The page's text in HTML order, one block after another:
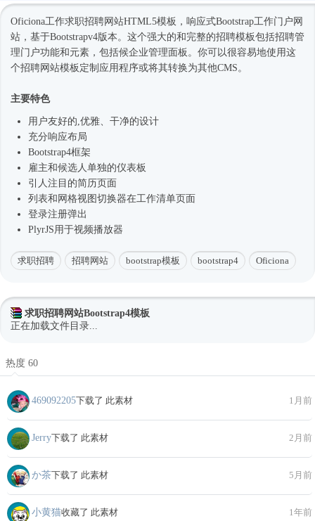
Oficiona工作求职招聘网站HTML5模板 ， 响应式Bootstrap工作门户网
站，基于Bootstrapv4版本。这个强大的和完整的招聘模板包括招聘管
理门户功能和元素，包括候企业管理面板。你可以很容易地使用这
个招聘网站模板 定制应用程序或将其转换为其他CMS。
主要特色
用户友好的,优雅、干净的设计
充分响应布局
Bootstrap4框架
雇主和候选人单独的仪表板
引人注目的简历页面
列表和网格视图切换器在工作清单页面
登录注册弹出
PlyrJS用于视频播放器
求职招聘 招聘网站 bootstrap模板 bootstrap4 Oficiona
求职招聘网站Bootstrap4模板
正在加载文件目录...
热度 60
469092205下载了 此素材 1月前
Jerry下载了 此素材 2月前
か茶下载了 此素材 5月前
小黄猫收藏了 此素材 1年前